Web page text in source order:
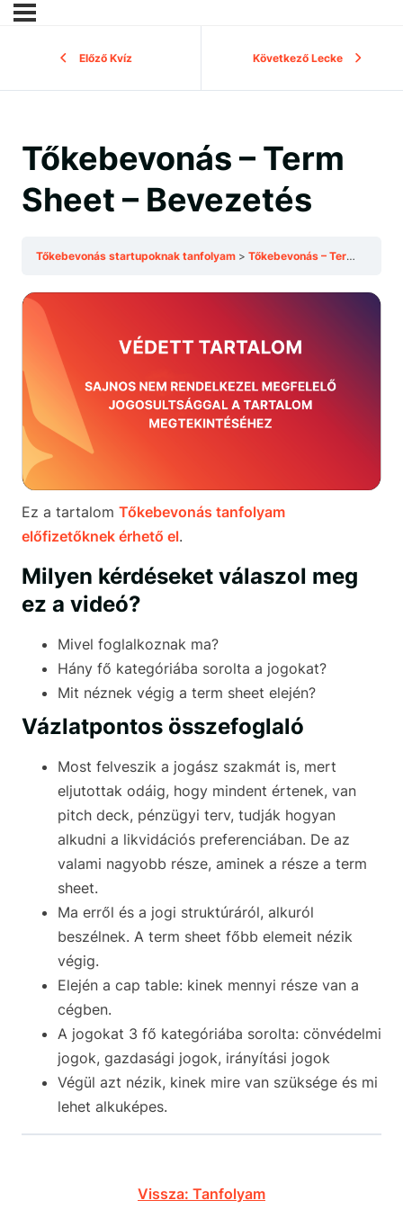
Előző Kvíz Következő Lecke
Tőkebevonás – Term
Sheet – Bevezetés
Tőkebevonás startupoknak tanfolyam Tőkebevonás – Term Sheet – Bevezetés
Ez a tartalom Tőkebevonás tanfolyam
előfizetőknek érhető el.
Milyen kérdéseket válaszol meg
ez a videó?
Mivel foglalkoznak ma?
Hány fő kategóriába sorolta a jogokat?
Mit néznek végig a term sheet elején?
Vázlatpontos összefoglaló
Most felveszik a jogász szakmát is, mert
eljutottak odáig, hogy mindent értenek, van
pitch deck, pénzügyi terv, tudják hogyan
alkudni a likvidációs preferenciában. De az
valami nagyobb része, aminek a része a term
sheet.
Ma erről és a jogi struktúráról, alkuról
beszélnek. A term sheet főbb elemeit nézik
végig.
Elején a cap table: kinek mennyi része van a
cégben.
A jogokat 3 fő kategóriába sorolta: cönvédelmi
jogok, gazdasági jogok, irányítási jogok
Végül azt nézik, kinek mire van szüksége és mi
lehet alkuképes.
Vissza: Tanfolyam